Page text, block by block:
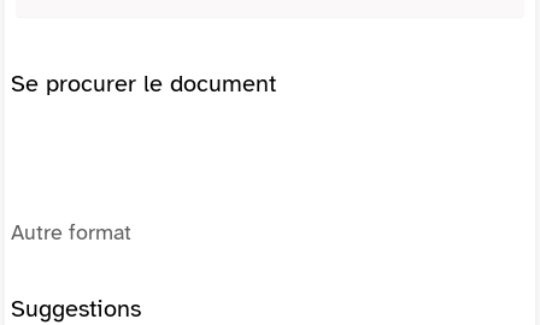
Se procurer le document
Autre format
Suggestions